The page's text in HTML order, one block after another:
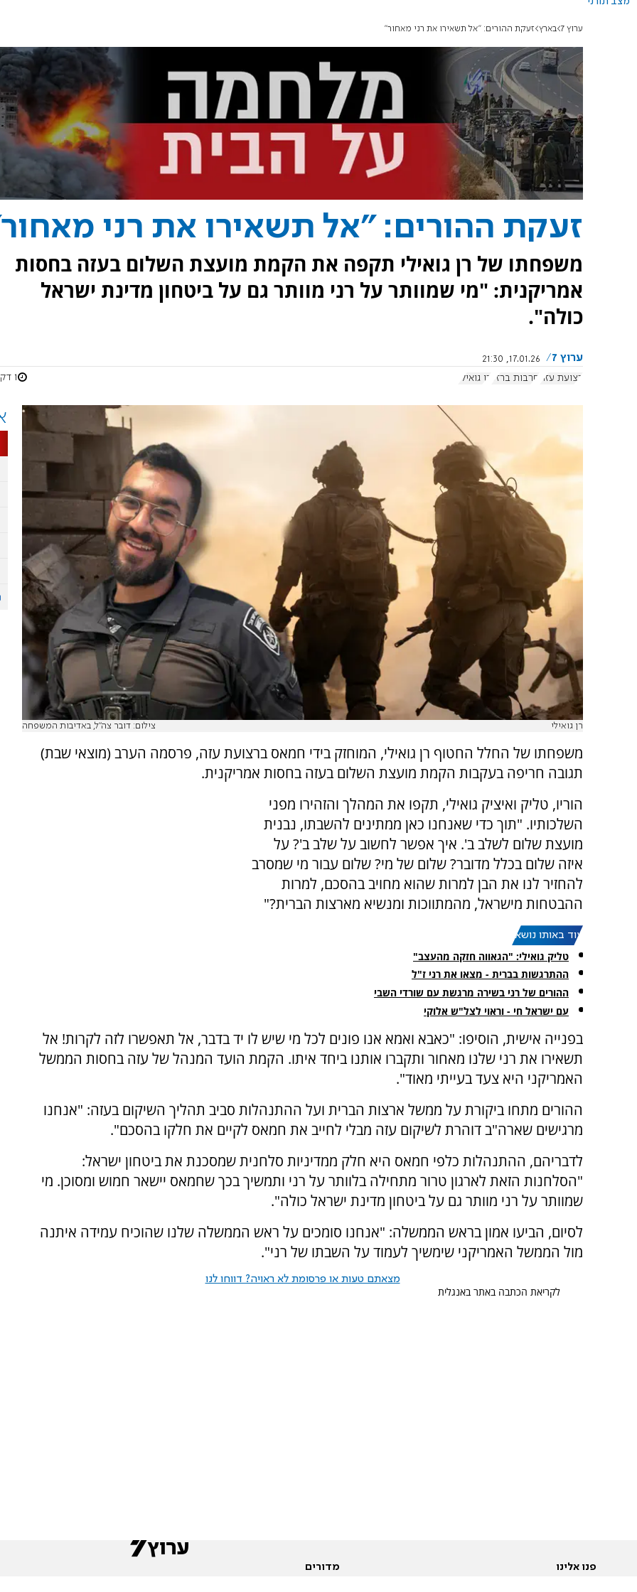
ערוץ 7 בארץ זעקת ההורים: "אל תשאירו את רני מאחור"
זעקת ההורים: "אל תשאירו את רני
משפחתו של רן גואילי תקפה את הקמת מועצת השלום בעזה בחסות
אמריקנית: "מי שמוותר על רני מוותר גם על ביטחון מדינת ישראל
כולה".
ערוץ 7
17.01.26, 21:30
רצועת עזה
חרבות ברזל רן גואילי 1 דקות
רן גואילי צילום: דובר צה"ל, באדיבות המשפחה
משפחתו של החלל החטוף רן גואילי, המוחזק בידי חמאס ברצועת עזה, פרסמה הערב (מוצאי שבת)
תגובה חריפה בעקבות הקמת מועצת השלום בעזה בחסות אמריקנית.
הוריו, טליק ואיציק גואילי, תקפו את המהלך והזהירו מפני
השלכותיו. "תוך כדי שאנחנו כאן ממתינים להשבתו, נבנית
מועצת שלום לשלב ב'. איך אפשר לחשוב על שלב ב'? על
איזה שלום בכלל מדובר? שלום של מי? שלום עבור מי שמסרב
להחזיר לנו את הבן למרות שהוא מחויב בהסכם, למרות
ההבטחות מישראל, מהמתווכות ומנשיא מארצות הברית?"
עוד באותו נושא:
טליק גואילי: "הגאווה חזקה מהעצב"
ההתרגשות בברית - מצאו את רני ז"ל
ההורים של רני בשירה מרגשת עם שורדי השבי
עם ישראל חי - וראוי לצל"ש אלוקי
בפנייה אישית, הוסיפו: "כאבא ואמא אנו פונים לכל מי שיש לו יד בדבר, אל תאפשרו לזה לקרות! אל
תשאירו את רני שלנו מאחור ותקברו אותנו ביחד איתו. הקמת הועד המנהל של עזה בחסות הממשל
האמריקני היא צעד בעייתי מאוד".
ההורים מתחו ביקורת על ממשל ארצות הברית ועל ההתנהלות סביב תהליך השיקום בעזה: "אנחנו
מרגישים שארה"ב דוהרת לשיקום עזה מבלי לחייב את חמאס לקיים את חלקו בהסכם".
לדבריהם, ההתנהלות כלפי חמאס היא חלק ממדיניות סלחנית שמסכנת את ביטחון ישראל:
"הסלחנות הזאת לארגון טרור מתחילה בלוותר על רני ותמשיך בכך שחמאס יישאר חמוש ומסוכן. מי
שמוותר על רני מוותר גם על ביטחון מדינת ישראל כולה".
לסיום, הביעו אמון בראש הממשלה: "אנחנו סומכים על ראש הממשלה שלנו שהוכיח עמידה איתנה
מול הממשל האמריקני שימשיך לעמוד על השבתו של רני".
מצאתם טעות או פרסומת לא ראויה? דווחו לנו
לקריאת הכתבה באתר באנגלית
פנו אלינו מדורים